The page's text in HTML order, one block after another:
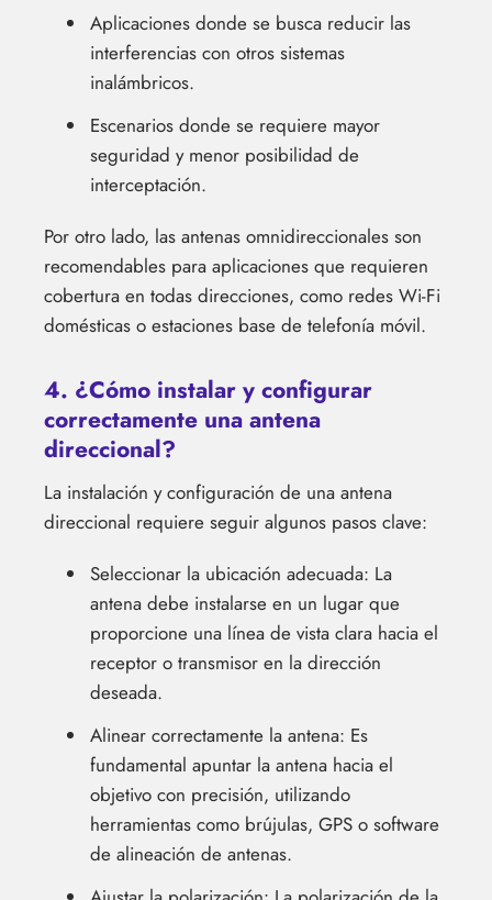
Aplicaciones donde se busca reducir las
interferencias con otros sistemas
inalámbricos.
Escenarios donde se requiere mayor
seguridad y menor posibilidad de
interceptación.
Por otro lado, las antenas omnidireccionales son
recomendables para aplicaciones que requieren
cobertura en todas direcciones, como redes Wi-Fi
domésticas o estaciones base de telefonía móvil.
4. ¿Cómo instalar y configurar
correctamente una antena
direccional?
La instalación y configuración de una antena
direccional requiere seguir algunos pasos clave:
Seleccionar la ubicación adecuada: La
antena debe instalarse en un lugar que
proporcione una línea de vista clara hacia el
receptor o transmisor en la dirección
deseada.
Alinear correctamente la antena: Es
fundamental apuntar la antena hacia el
objetivo con precisión, utilizando
herramientas como brújulas, GPS o software
de alineación de antenas.